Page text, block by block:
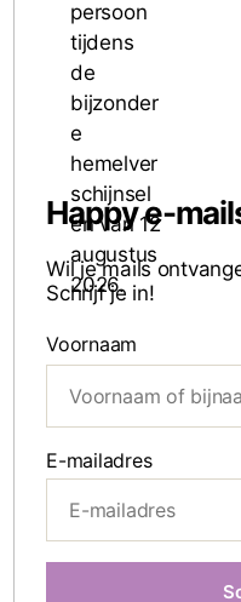
Happy e-
Wil je mails
Schrijf je in!
Voornaam
E-mailadres